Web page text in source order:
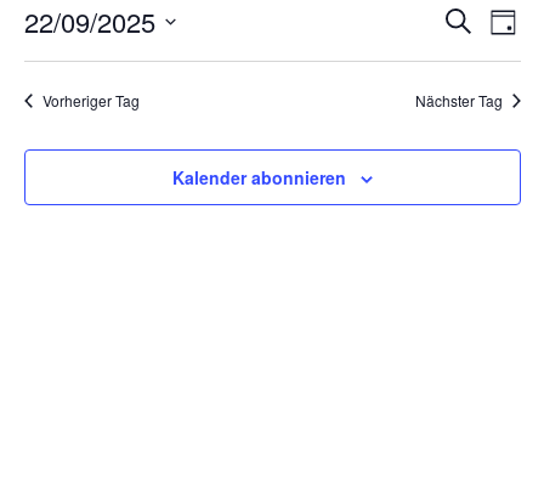
September
Suche
und
SucheTag
22/09/2025
Datum
Vorheriger Tag Nächster Tag
Kalender abonnieren